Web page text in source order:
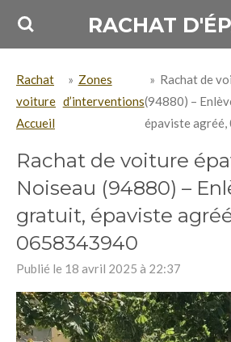
Passer
principal
RACHAT
Rachat
voiture
Accueil
» Zones
d’interventions
» Rachat de
(94880) –
épaviste
Rachat de voiture
Noiseau (94880) –
gratuit, épaviste
0658343940
Publié le 18 avril 2025 à 22:37